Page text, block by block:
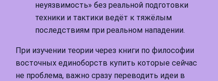
неуязвимость» без реальной подготовки
техники и тактики ведёт к тяжёлым
последствиям при реальном нападении.
При изучении теории через книги по философии
восточных единоборств купить которые сейчас
не проблема, важно сразу переводить идеи в